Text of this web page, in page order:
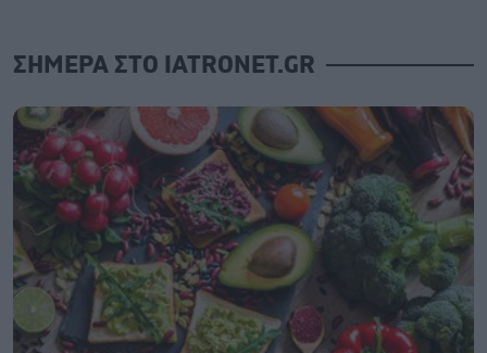
ΣΗΜΕΡΑ ΣΤΟ IATRONET.GR